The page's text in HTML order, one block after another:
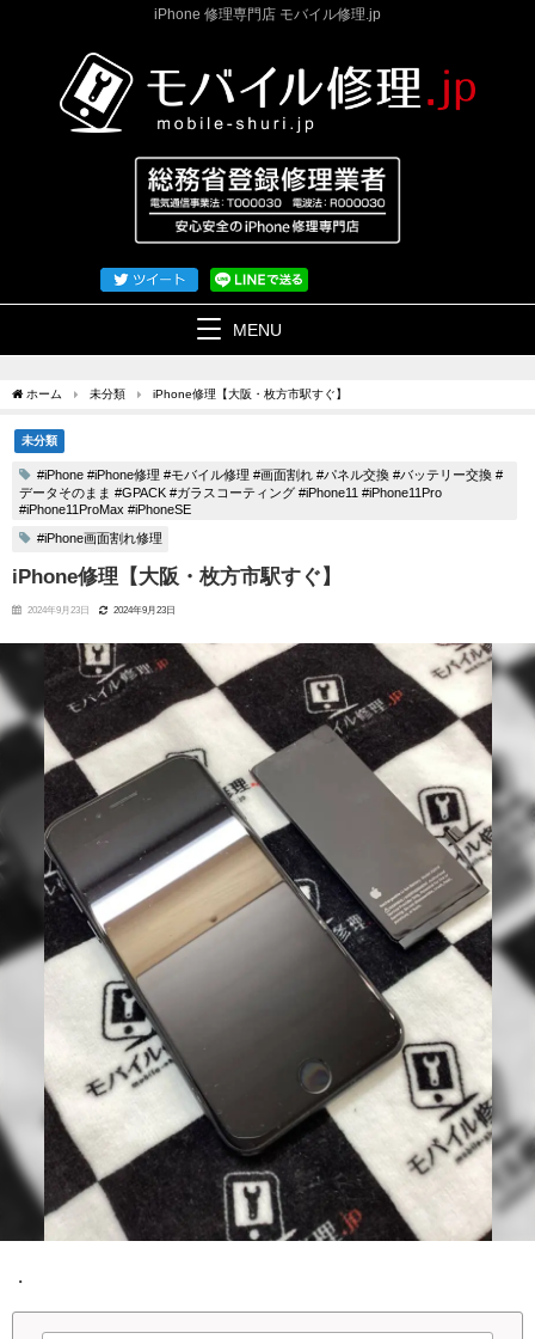
iPhone 修理専門店 モバイル修理.jp
MENU
ホーム 未分類 iPhone修理【大阪・枚方市駅すぐ】
未分類
#iPhone #iPhone修理 #モバイル修理 #画面割れ #パネル交換 #バッテリー交換 #
データそのまま #GPACK #ガラスコーティング #iPhone11 #iPhone11Pro
#iPhone11ProMax #iPhoneSE
#iPhone画面割れ修理
iPhone修理【大阪・枚方市駅すぐ】
2024年9月23日 2024年9月23日
・